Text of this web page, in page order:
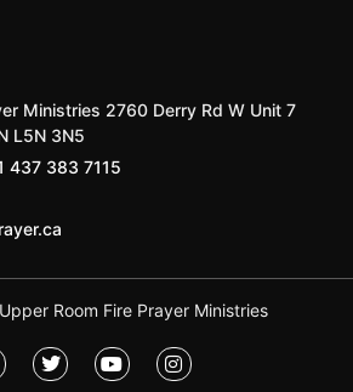
Ministries 2760 Derry Rd W Unit 7
L5N 3N5
437 383 7115
Room Fire Prayer Ministries
T
w
Y
o
I
n